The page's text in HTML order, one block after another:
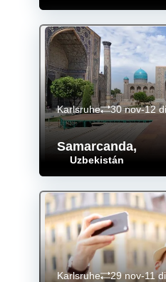
Samarcanda,
Uzbekistán
Karlsruhe 30 nov-12
Karlsruhe 29 nov-11